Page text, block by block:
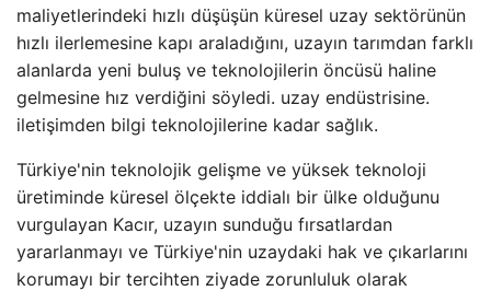
maliyetlerindeki hızlı düşüşün küresel uzay sektörünün
hızlı ilerlemesine kapı araladığını, uzayın tarımdan farklı
alanlarda yeni buluş ve teknolojilerin öncüsü haline
gelmesine hız verdiğini söyledi. uzay endüstrisine.
iletişimden bilgi teknolojilerine kadar sağlık.
Türkiye'nin teknolojik gelişme ve yüksek teknoloji
üretiminde küresel ölçekte iddialı bir ülke olduğunu
vurgulayan Kacır, uzayın sunduğu fırsatlardan
yararlanmayı ve Türkiye'nin uzaydaki hak ve çıkarlarını
korumayı bir tercihten ziyade zorunluluk olarak